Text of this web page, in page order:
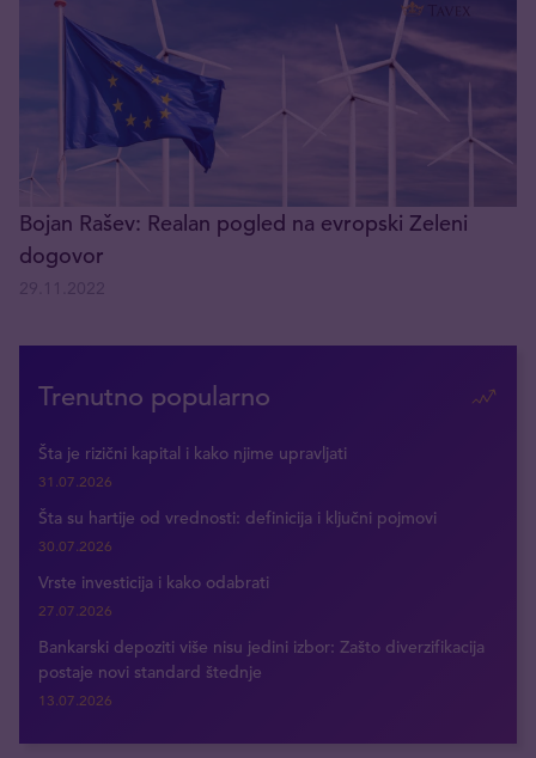
Bojan Rašev: Realan pogled na evropski Zeleni
dogovor
Trenutno popularno
Šta je rizični kapital i kako njime upravljati
31.07.2026
Šta su hartije od vrednosti: definicija i ključni pojmovi
30.07.2026
Vrste investicija i kako odabrati
27.07.2026
Bankarski depoziti više nisu jedini izbor: Zašto diverzifikacija
postaje novi standard štednje
13.07.2026